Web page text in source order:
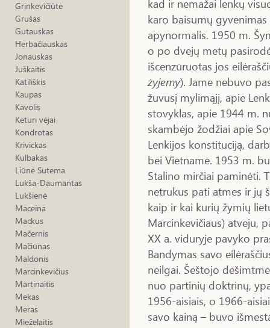
Grinkevičiūtė
Grušas
Gutauskas
Herbačiauskas
Jonauskas
Juškaitis
Katiliškis
Kaupas
Kavolis
Keturi vėjai
Kondrotas
Krivickas
Kulbakas
Liūnė Sutema
Lukša-Daumantas
Lukšienė
Maceina
Mackus
Mačernis
Mačiūnas
Maldonis
Marcinkevičius
Martinaitis
Mekas
Meras
Mieželaitis
kad ir nemažai lenkų
karo baisumų
apynormalis. 1950 m.
o po dvejų metų
išcenzūruotas jos
żyjemy). Jame nebuvo
žuvusį mylimąjį, apie
stovyklas, apie 1944 m.
skambėjo žodžiai apie
Lenkijos konstituciją,
bei Vietname. 1953 m.
Stalino mirčiai paminėti.
netrukus pati atmes ir jų
kaip ir kai kurių žymių
Marcinkevičiaus) atveju,
XX a. viduryje pavyko
Bandymas savo
neilgai. Šeštojo
nuo partinių doktrinų,
1956-aisiais, o 1966-
savo kainą – buvo